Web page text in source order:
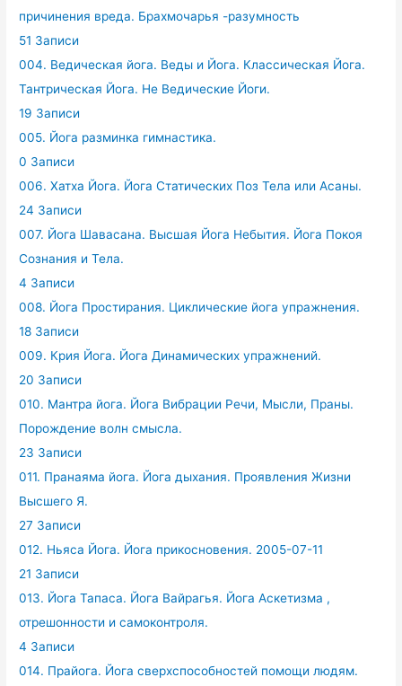
причинения вреда. Брахмочарья -разумность
51 Записи
004. Ведическая йога. Веды и Йога. Классическая Йога.
Тантрическая Йога. Не Ведические Йоги.
19 Записи
005. Йога разминка гимнастика.
0 Записи
006. Хатха Йога. Йога Статических Поз Тела или Асаны.
24 Записи
007. Йога Шавасана. Высшая Йога Небытия. Йога Покоя
Сознания и Тела.
4 Записи
008. Йога Простирания. Циклические йога упражнения.
18 Записи
009. Крия Йога. Йога Динамических упражнений.
20 Записи
010. Мантра йога. Йога Вибрации Речи, Мысли, Праны.
Порождение волн смысла.
23 Записи
011. Пранаяма йога. Йога дыхания. Проявления Жизни
Высшего Я.
27 Записи
012. Ньяса Йога. Йога прикосновения. 2005-07-11
21 Записи
013. Йога Тапаса. Йога Вайрагья. Йога Аскетизма ,
отрешонности и самоконтроля.
4 Записи
014. Прайога. Йога сверхспособностей помощи людям.